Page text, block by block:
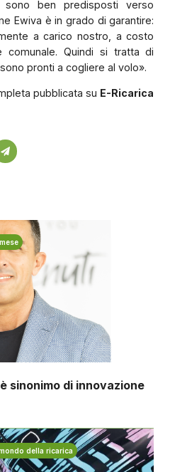
ben predisposti verso
Ewiva è in grado di garantire:
a carico nostro, a costo
comunale. Quindi si tratta di
pronti a cogliere al volo».
pubblicata su E-Ricarica
sinonimo di innovazione
della ricarica